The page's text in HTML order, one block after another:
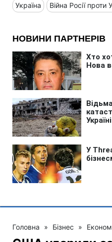
Україна Війна Росії проти
Головна » Бізнес »